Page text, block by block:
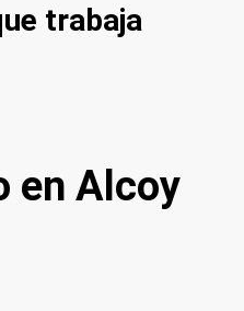
trabaja
en Alcoy